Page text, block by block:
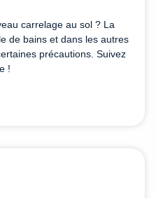
carrelage au sol ? La
de bains et dans les autres
précautions. Suivez
!